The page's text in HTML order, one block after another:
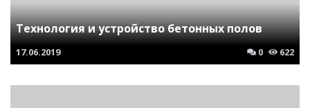
Технология и устройство бетонных полов
17.06.2019 0 622